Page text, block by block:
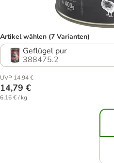
Artikel wählen (7 Varianten)
Geflügel pur
388475.2
UVP 14,94 €
14,79 €
6,16 € / kg